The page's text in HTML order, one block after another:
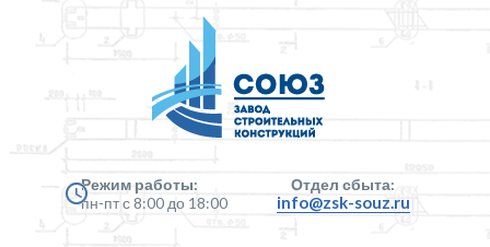
Режим работы:
пн-пт с 8:00 до 18:00
Отдел сбыта:
info@zsk-souz.ru